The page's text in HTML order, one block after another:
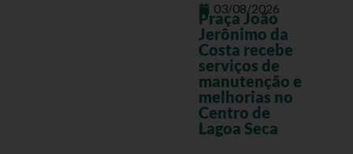
03/08/2026
Praça João
Jerônimo da
Costa recebe
serviços de
manutenção e
melhorias no
Centro de
Lagoa Seca